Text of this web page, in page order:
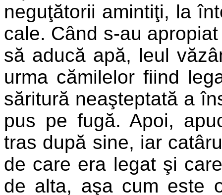
neguţătorii amintiţi, la
cale. Când s-au
să aducă apă, leul
urma cămilelor fiind
săritură neaşteptată a
pus pe fugă. Apoi,
tras după sine, iar
de care era legat şi
de alta, aşa cum este